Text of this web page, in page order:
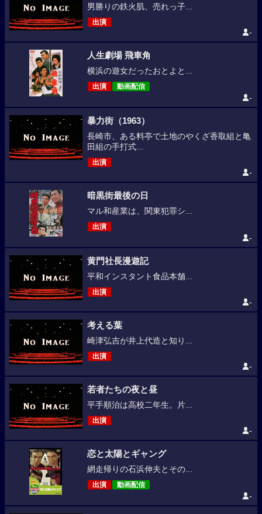
男勝りの鉄火肌、売れっ子...
出演
-
人生劇場 飛車角
横浜の遊女だったおとよと...
出演 動画配信
-
暴力街（1963）
長崎市、ある料亭で土地のやくざ香取組と亀
田組の手打式...
出演
-
暗黒街最後の日
マル和産業は、関東犯罪シ...
出演
-
黄門社長漫遊記
平和インスタント食品本舗...
出演
-
考える葉
崎津弘吉が井上代造と知り...
出演
-
若者たちの夜と昼
平手順治は高校二年生。片...
出演
-
恋と太陽とギャング
網走帰りの石浜伸夫とその...
出演 動画配信
-